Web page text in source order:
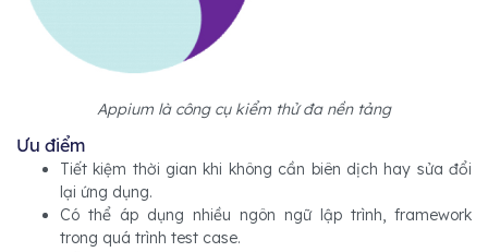
Appium là công cụ kiểm thử đa nền tảng
Ưu điểm
Tiết kiệm thời gian khi không cần biên dịch hay sửa đổi
lại ứng dụng.
Có thể áp dụng nhiều ngôn ngữ lập trình, framework
trong quá trình test case.